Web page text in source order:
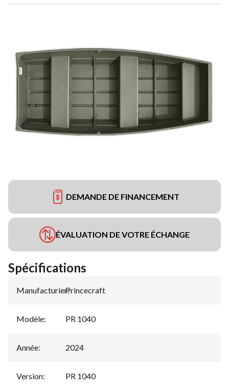
DEMANDE DE FINANCEMENT
ÉVALUATION DE VOTRE ÉCHANGE
Spécifications
Manufacturier:
Princecraft
Modèle: PR 1040
Année: 2024
Version: PR 1040